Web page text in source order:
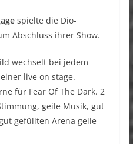
spielte die Dio-
Abschluss ihrer Show.
wechselt bei jedem
live on stage.
für Fear Of The Dark. 2
geile Musik, gut
gefüllten Arena geile